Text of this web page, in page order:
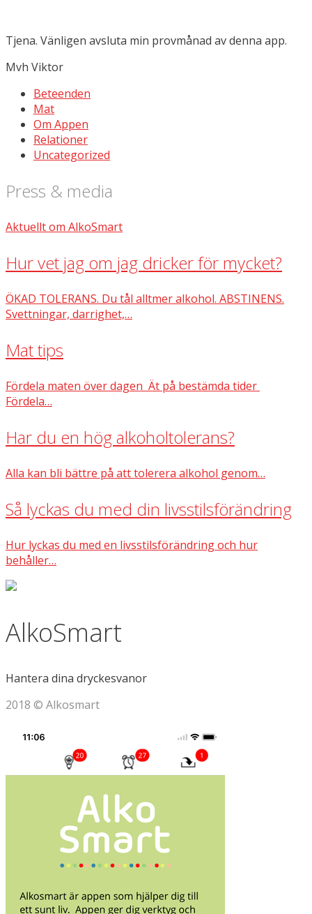
Tjena. Vänligen avsluta min provmånad av denna app.
Mvh Viktor
Beteenden
Mat
Om Appen
Relationer
Uncategorized
Press & media
Aktuellt om AlkoSmart
Hur vet jag om jag dricker för mycket?
ÖKAD TOLERANS. Du tål alltmer alkohol. ABSTINENS.
Svettningar, darrighet,…
Mat tips
Fördela maten över dagen Ät på bestämda tider
Fördela…
Har du en hög alkoholtolerans?
Alla kan bli bättre på att tolerera alkohol genom…
Så lyckas du med din livsstilsförändring
Hur lyckas du med en livsstilsförändring och hur
behåller…
AlkoSmart
Hantera dina dryckesvanor
2018 © Alkosmart